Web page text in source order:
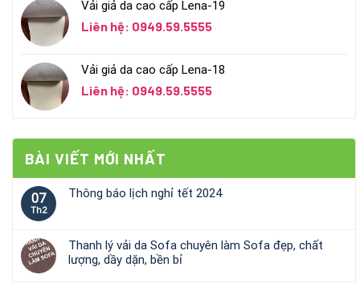
Vải giả da cao cấp Lena-19
Liên hệ: 0949.59.5555
Vải giả da cao cấp Lena-18
Liên hệ: 0949.59.5555
BÀI VIẾT MỚI NHẤT
07
Th2
Thông báo lịch nghỉ tết 2024
Thanh lý vải da Sofa chuyên làm Sofa đẹp, chất
lượng, dầy dặn, bền bỉ